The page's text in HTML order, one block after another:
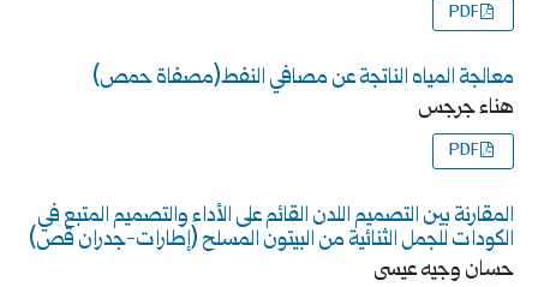
PDF
معالجة المياه الناتجة عن مصافي النفط(مصفاة حمص)
هناء جرجس
PDF
المقارنة بين التصميم اللدن القائم على الأداء والتصميم المتبع في
الكودات للجمل الثنائية من البيتون المسلح (إطارات-جدران قص)
حسان وجيه عيسى